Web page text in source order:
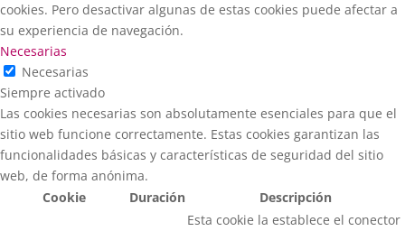
cookies. Pero desactivar algunas de estas cookies puede afectar a
su experiencia de navegación.
Necesarias
Necesarias
Siempre activado
Las cookies necesarias son absolutamente esenciales para que el
sitio web funcione correctamente. Estas cookies garantizan las
funcionalidades básicas y características de seguridad del sitio
web, de forma anónima.
Cookie
Duración Descripción
Esta cookie la establece el conector